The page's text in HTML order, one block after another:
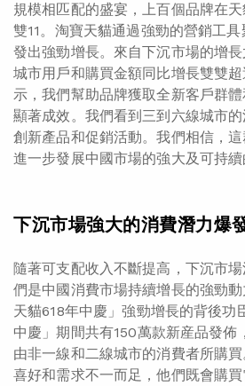
規模相匹配的盛宴，上百個品牌在
雙11。淘寶天貓通過強勁的營銷工
發出強勁增長。來自下沉市場的增
城市用戶和購買金額同比增長雙雙
示，我們幫助品牌獲取全新客戶群
顯著成效。我們看到三到六線城市
創新產品和促銷活動。我們相信，
進一步發展中國市場的強大及可持續
下沉市場強大的消費潛力爆
隨著可支配收入不斷提高，下沉市
們是中國消費市場持續增長的強勁
天貓618年中慶」強勁增長的背後功
中慶」期間共有150萬款新産品發佈
由非一線和二線城市的消費者所購
喜好和需求不一而足，他們既會購